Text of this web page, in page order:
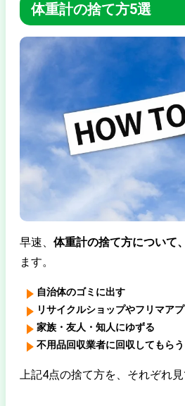
体重計の捨て方5選
早速、 体重計の捨て方について
ます。
自治体のゴミに出す
リサイクルショップやフリマア
家族・友人・知人にゆずる
不用品回収業者に回収してもらう
上記4点の捨て方を、それぞれ見